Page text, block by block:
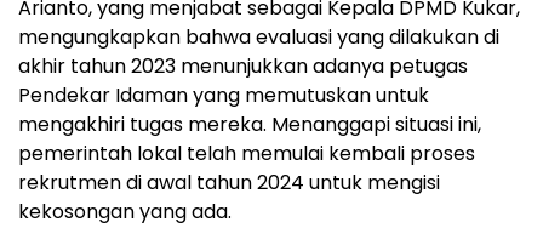
Arianto, yang menjabat sebagai Kepala DPMD Kukar,
mengungkapkan bahwa evaluasi yang dilakukan di
akhir tahun 2023 menunjukkan adanya petugas
Pendekar Idaman yang memutuskan untuk
mengakhiri tugas mereka. Menanggapi situasi ini,
pemerintah lokal telah memulai kembali proses
rekrutmen di awal tahun 2024 untuk mengisi
kekosongan yang ada.